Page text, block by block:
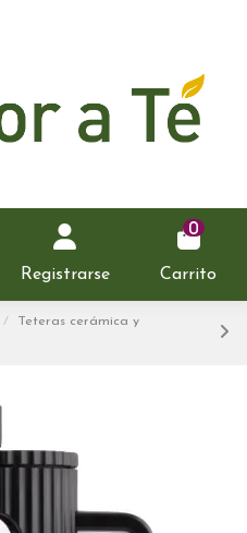
Registrarse
0
Carrito
Teteras cerámica y